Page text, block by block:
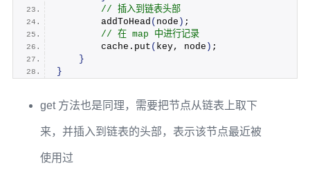
// 插入到链表头部
addToHead ( node ) ;
// 在 map 中进行记录
        cache.
put ( key, node ) ;
}
}
get 方法也是同理，需要把节点从链表上取下
来，并插入到链表的头部，表示该节点最近被
使用过